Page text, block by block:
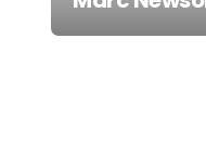
Post